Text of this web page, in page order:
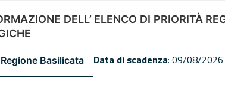
DELL’ ELENCO DI PRIORITÀ
Basilicata Data di scadenza: 09/08/2026